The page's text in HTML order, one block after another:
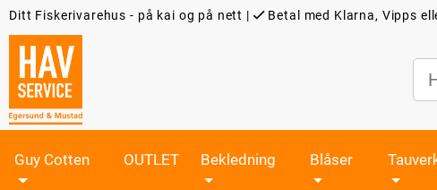
Ditt Fiskerivarehus - på kai og på nett | Betal med Klarna, Vipps
Guy Cotten OUTLET Bekledning Blåser